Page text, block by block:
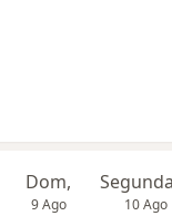
Dom,
9 Ago 10 Ago